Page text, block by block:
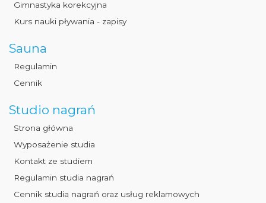
Gimnastyka korekcyjna
Kurs nauki pływania - zapisy
Sauna
Regulamin
Cennik
Studio nagrań
Strona główna
Wyposażenie studia
Kontakt ze studiem
Regulamin studia nagrań
Cennik studia nagrań oraz usług reklamowych